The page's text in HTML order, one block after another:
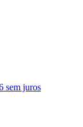
sem juros